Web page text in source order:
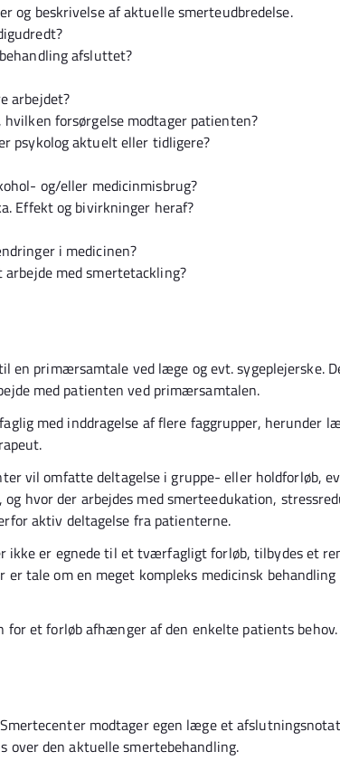
og beskrivelse af aktuelle smerteudbredelse.
afsluttet?
arbejdet?
forsørgelse modtager patienten?
psykolog aktuelt eller tidligere?
og/eller medicinmisbrug?
Effekt og bivirkninger heraf?
i medicinen?
med smertetackling?
en primærsamtale ved læge og evt. sygeplejerske.
med patienten ved primærsamtalen.
med inddragelse af flere faggrupper, herunder
vil omfatte deltagelse i gruppe- eller holdforløb,
hvor der arbejdes med smerteedukation,
aktiv deltagelse fra patienterne.
er egnede til et tværfagligt forløb, tilbydes et
er tale om en meget kompleks medicinsk
for et forløb afhænger af den enkelte patients behov.
modtager egen læge et
over den aktuelle smertebehandling.